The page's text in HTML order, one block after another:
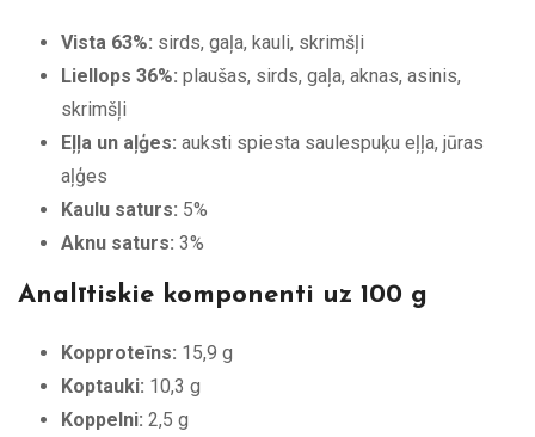
Vista 63%: sirds, gaļa, kauli, skrimšļi
Liellops 36%: plaušas, sirds, gaļa, aknas, asinis,
skrimšļi
Eļļa un aļģes: auksti spiesta saulespuķu eļļa, jūras
aļģes
Kaulu saturs: 5%
Aknu saturs: 3%
Analītiskie komponenti uz 100 g
Kopproteīns: 15,9 g
Koptauki: 10,3 g
Koppelni: 2,5 g